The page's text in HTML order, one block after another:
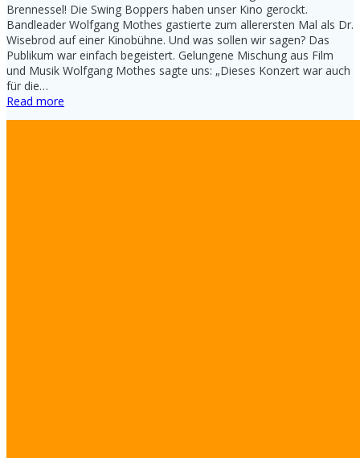
Brennessel! Die Swing Boppers haben unser Kino gerockt.
Bandleader Wolfgang Mothes gastierte zum allerersten Mal als Dr.
Wisebrod auf einer Kinobühne. Und was sollen wir sagen? Das
Publikum war einfach begeistert. Gelungene Mischung aus Film
und Musik Wolfgang Mothes sagte uns: „Dieses Konzert war auch
für die…
Read more